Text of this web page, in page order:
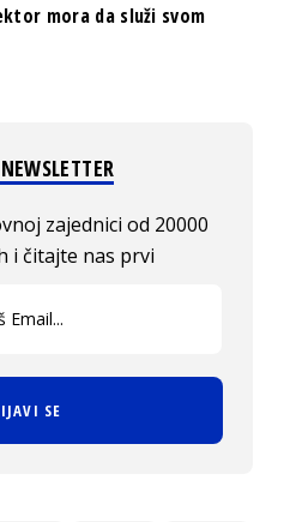
mora da služi svom
zajednici od 20000
i čitajte nas prvi
SE